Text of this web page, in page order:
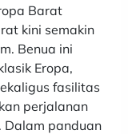
Barat
kini semakin
Benua ini
Eropa,
fasilitas
perjalanan
Dalam panduan